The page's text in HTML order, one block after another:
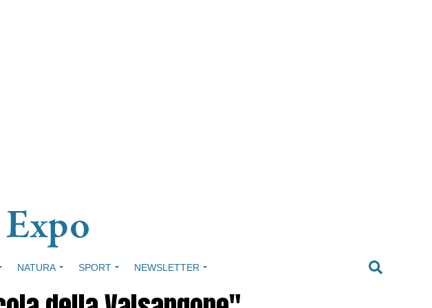
NATURA SPORT NEWSLETTER